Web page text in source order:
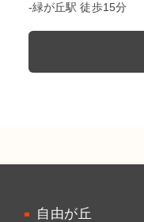
-緑が丘駅 徒歩15分
自由が丘